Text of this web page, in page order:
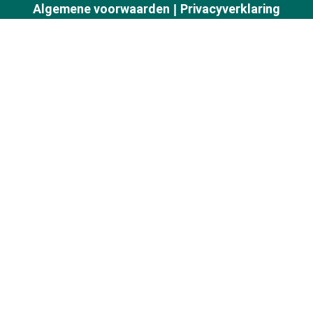
Algemene voorwaarden Privacyverklaring